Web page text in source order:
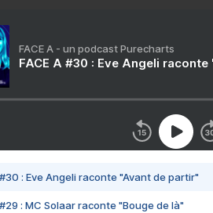
FACE A - un podcast Purecharts
FACE A #30 : Eve Angeli
#30 : Eve Angeli raconte "Avant de partir"
#29 : MC Solaar raconte "Bouge de là"